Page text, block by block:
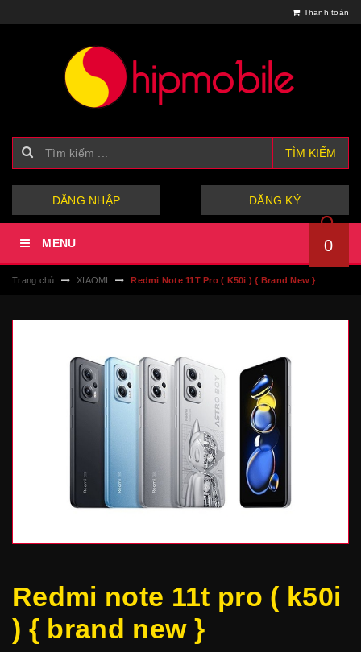
Thanh toán
TÌM KIẾM
ĐĂNG NHẬP ĐĂNG KÝ
MENU 0
Trang chủ XIAOMI Redmi Note 11T Pro ( K50i ) { Brand New }
Redmi note 11t pro ( k50i
) { brand new }